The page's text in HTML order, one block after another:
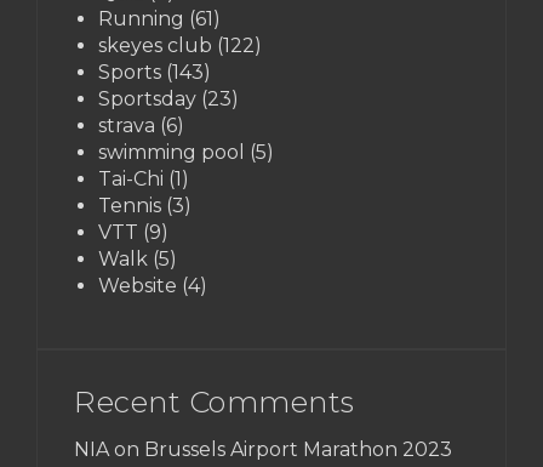
Running (61)
skeyes club (122)
Sports (143)
Sportsday (23)
strava (6)
swimming pool (5)
Tai-Chi (1)
Tennis (3)
VTT (9)
Walk (5)
Website (4)
Recent Comments
NIA on Brussels Airport Marathon 2023